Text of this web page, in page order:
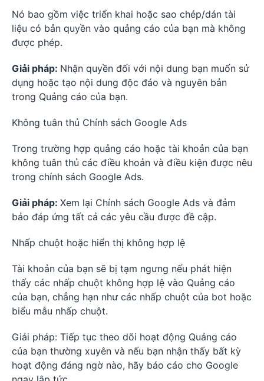
Nó bao gồm việc triển khai hoặc sao chép/dán tài
liệu có bản quyền vào quảng cáo của bạn mà không
được phép.
Giải pháp: Nhận quyền đối với nội dung bạn muốn sử
dụng hoặc tạo nội dung độc đáo và nguyên bản
trong Quảng cáo của bạn.
Không tuân thủ Chính sách Google Ads
Trong trường hợp quảng cáo hoặc tài khoản của bạn
không tuân thủ các điều khoản và điều kiện được nêu
trong chính sách Google Ads.
Giải pháp: Xem lại Chính sách Google Ads và đảm
bảo đáp ứng tất cả các yêu cầu được đề cập.
Nhấp chuột hoặc hiển thị không hợp lệ
Tài khoản của bạn sẽ bị tạm ngưng nếu phát hiện
thấy các nhấp chuột không hợp lệ vào Quảng cáo
của bạn, chẳng hạn như các nhấp chuột của bot hoặc
biểu mẫu nhấp chuột.
Giải pháp: Tiếp tục theo dõi hoạt động Quảng cáo
của bạn thường xuyên và nếu bạn nhận thấy bất kỳ
hoạt động đáng ngờ nào, hãy báo cáo cho Google